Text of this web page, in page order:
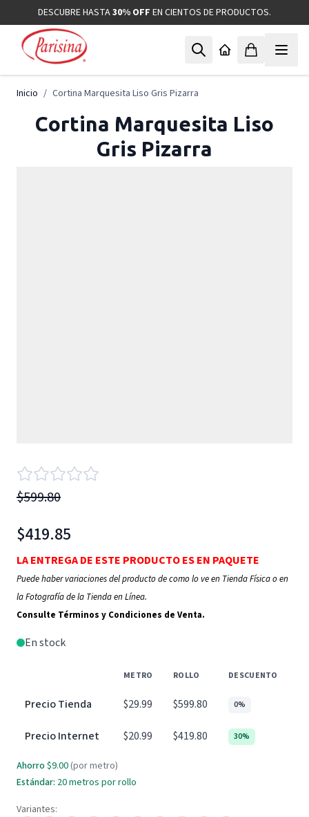
Ir al contenidoDESCUBRE HASTA30% OFF EN CIENTOS DE PRODUCTOS.
Inicio / Cortina Marquesita Liso Gris Pizarra
Cortina Marquesita Liso
Gris Pizarra
$599.80
$419.85
LA ENTREGA DE ESTE PRODUCTO ES EN PAQUETE
Puede haber variaciones del producto de como lo ve en Tienda Física o en
la Fotografía de la Tienda en Línea.
Consulte Términos y Condiciones de Venta.
En stock
METRO ROLLO DESCUENTO
Precio Tienda $29.99 $599.80 0%
Precio Internet $20.99 $419.80 30%
Ahorro $9.00 (por metro)
Estándar: 20 metros por rollo
Variantes: